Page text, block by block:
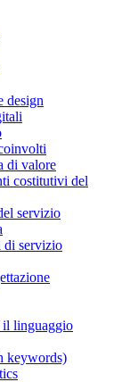
design
di valore
costitutivi del
servizio
di servizio
il linguaggio
keywords)